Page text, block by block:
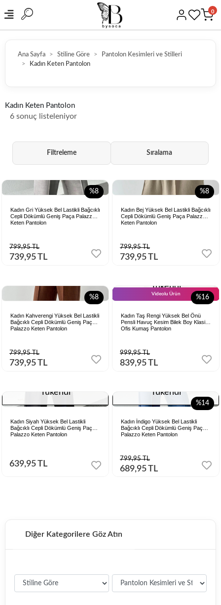
0
Ana Sayfa Stiline Göre
Pantolon Kesimleri ve Stilleri
Kadın Keten Pantolon
Kadın Keten Pantolon
6 sonuç listeleniyor
Filtreleme Sıralama
%8
Kadın Gri Yüksek Bel Lastikli Bağcıklı
Cepli Dökümlü Geniş Paça Palazzo
Keten Pantolon
799,95 TL
739,95 TL
%8
Kadın Bej Yüksek Bel Lastikli Bağcıklı
Cepli Dökümlü Geniş Paça Palazzo
Keten Pantolon
799,95 TL
739,95 TL
%8
Kadın Kahverengi Yüksek Bel Lastikli
Bağcıklı Cepli Dökümlü Geniş Paça
Palazzo Keten Pantolon
799,95 TL
739,95 TL
%16
Videolu Ürün
Tükendi
Kadın Taş Rengi Yüksek Bel Önü
Pensli Havuç Kesim Bilek Boy Klasik
Ofis Kumaş Pantolon
999,95 TL
839,95 TL
Tükendi
Kadın Siyah Yüksek Bel Lastikli
Bağcıklı Cepli Dökümlü Geniş Paça
Palazzo Keten Pantolon
639,95 TL
%14
Tükendi
Kadın İndigo Yüksek Bel Lastikli
Bağcıklı Cepli Dökümlü Geniş Paça
Palazzo Keten Pantolon
799,95 TL
689,95 TL
Diğer Kategorilere Göz Atın